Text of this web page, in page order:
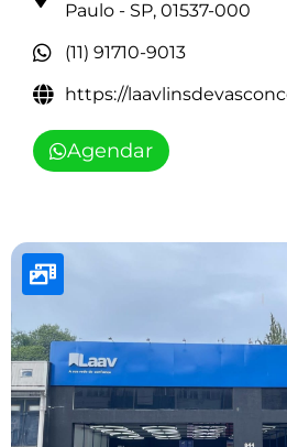
Paulo - SP, 01537-000
(11) 91710-9013
https://
Agendar